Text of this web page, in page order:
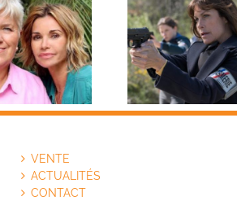
VENTE
ACTUALITÉS
CONTACT